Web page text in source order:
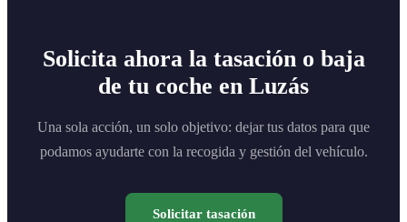
Solicita ahora la tasación o baja
de tu coche en Luzás
Una sola acción, un solo objetivo: dejar tus datos para que
podamos ayudarte con la recogida y gestión del vehículo.
Solicitar tasación